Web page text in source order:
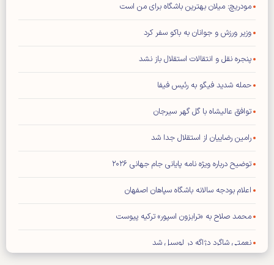
مودریچ: میلان بهترین باشگاه برای من است
وزیر ورزش و جوانان به باکو سفر کرد
پنجره نقل و انتقالات استقلال باز نشد
حمله شدید فیگو به رئیس فیفا
توافق عالیشاه با گل گهر سیرجان
رامین رضاییان از استقلال جدا شد
توضیح درباره ویژه نامه پایانی جام جهانی ۲۰۲۶
اعلام بودجه سالانه باشگاه سپاهان اصفهان
محمد صلاح به «ترابزون اسپور» ترکیه پیوست
نعمتی شاگرد دژاگه در لوسیل شد